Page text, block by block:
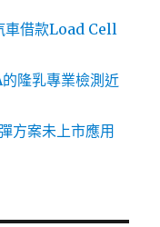
車借款Load Cell
隆乳專業檢測近
方案未上市應用